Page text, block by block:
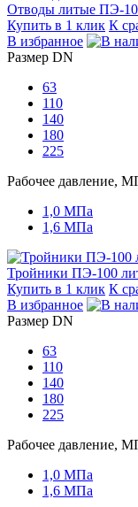
Отводы литые ПЭ-
Купить в 1 клик К
В избранное
Размер DN
63
110
140
180
225
Рабочее давление,
1,0 МПа
1,6 МПа
Тройники ПЭ-100
Купить в 1 клик К
В избранное
Размер DN
63
110
140
180
225
Рабочее давление,
1,0 МПа
1,6 МПа